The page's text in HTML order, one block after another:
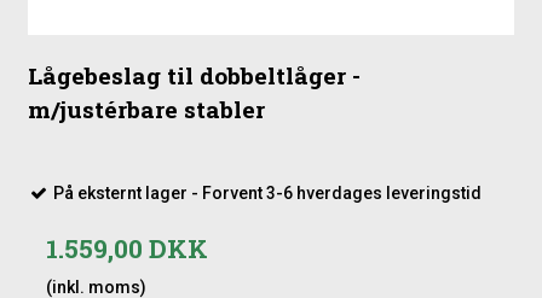
Lågebeslag til dobbeltlåger -
m/justérbare stabler
På eksternt lager - Forvent 3-6 hverdages leveringstid
1.559,00 DKK
(inkl. moms)